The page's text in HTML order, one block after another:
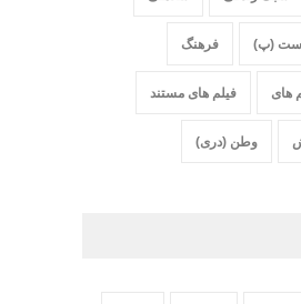
(پ) فرهنگ
های فیلم های مستند
وطن (دری)